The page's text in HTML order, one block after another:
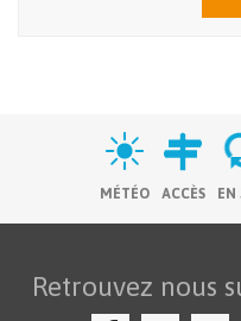
MÉTÉO ACCÈS EN
Retrouvez nous